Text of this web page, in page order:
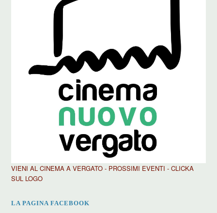
VIENI AL CINEMA A VERGATO - PROSSIMI EVENTI - CLICKA
SUL LOGO
LA PAGINA FACEBOOK